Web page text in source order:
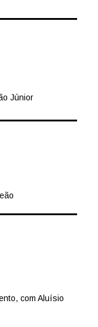
Júnior
com Aluísio